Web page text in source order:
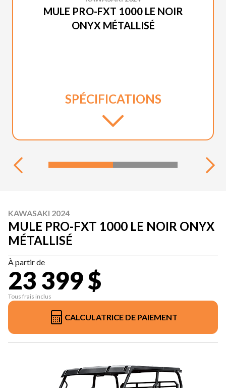
MULE PRO-FXT 1000 LE NOIR
ONYX MÉTALLISÉ
SPÉCIFICATIONS
KAWASAKI 2024
MULE PRO-FXT 1000 LE NOIR ONYX
MÉTALLISÉ
À partir de
23 399 $
Tous frais inclus
CALCULATRICE DE PAIEMENT